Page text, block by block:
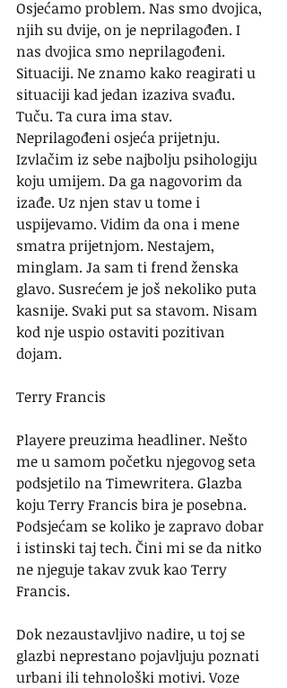
Osjećamo problem. Nas smo dvojica,
njih su dvije, on je neprilagođen. I
nas dvojica smo neprilagođeni.
Situaciji. Ne znamo kako reagirati u
situaciji kad jedan izaziva svađu.
Tuču. Ta cura ima stav.
Neprilagođeni osjeća prijetnju.
Izvlačim iz sebe najbolju psihologiju
koju umijem. Da ga nagovorim da
izađe. Uz njen stav u tome i
uspijevamo. Vidim da ona i mene
smatra prijetnjom. Nestajem,
minglam. Ja sam ti frend ženska
glavo. Susrećem je još nekoliko puta
kasnije. Svaki put sa stavom. Nisam
kod nje uspio ostaviti pozitivan
dojam.
Terry Francis
Playere preuzima headliner. Nešto
me u samom početku njegovog seta
podsjetilo na Timewritera. Glazba
koju Terry Francis bira je posebna.
Podsjećam se koliko je zapravo dobar
i istinski taj tech. Čini mi se da nitko
ne njeguje takav zvuk kao Terry
Francis.
Dok nezaustavljivo nadire, u toj se
glazbi neprestano pojavljuju poznati
urbani ili tehnološki motivi. Voze